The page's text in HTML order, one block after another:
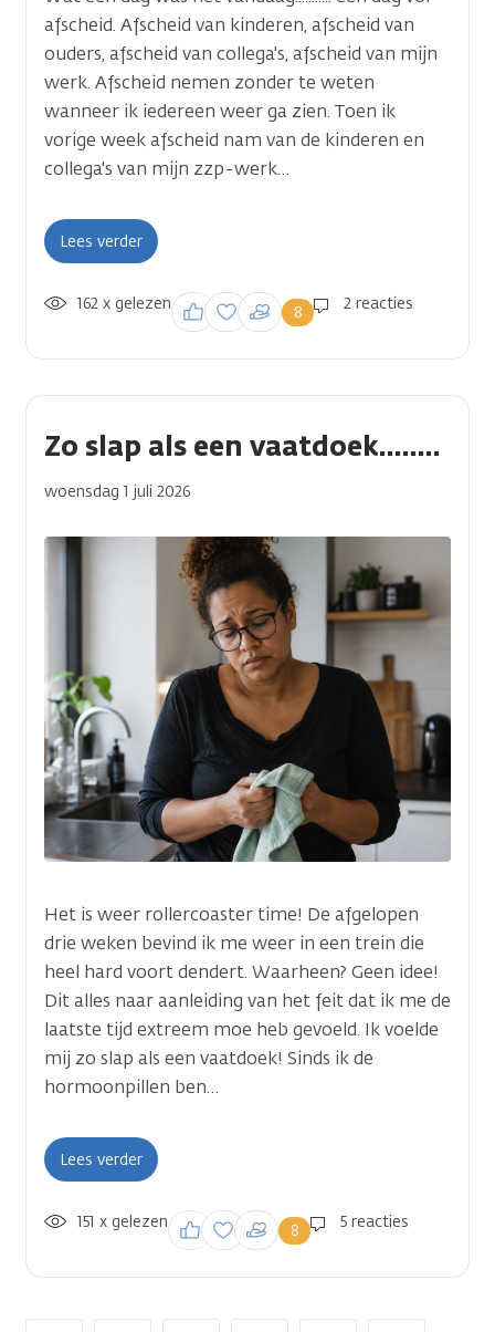
afscheid. Afscheid van kinderen, afscheid van
ouders, afscheid van collega's, afscheid van mijn
werk. Afscheid nemen zonder te weten
wanneer ik iedereen weer ga zien. Toen ik
vorige week afscheid nam van de kinderen en
collega's van mijn zzp-werk…
Lees verder
2 reacties
8
Inloggen om een
reactie te plaatsen
162 x gelezen
Zo slap als een vaatdoek........
woensdag 1 juli 2026
Het is weer rollercoaster time! De afgelopen
drie weken bevind ik me weer in een trein die
heel hard voort dendert. Waarheen? Geen idee!
Dit alles naar aanleiding van het feit dat ik me de
laatste tijd extreem moe heb gevoeld. Ik voelde
mij zo slap als een vaatdoek! Sinds ik de
hormoonpillen ben…
Lees verder
5 reacties
8
Inloggen om een
reactie te plaatsen
151 x gelezen
Titel
Voeg
Video
(waarde
Afbeelding(en)
Een afbeelding
Je kunt dit later nog
Verticale
tabs